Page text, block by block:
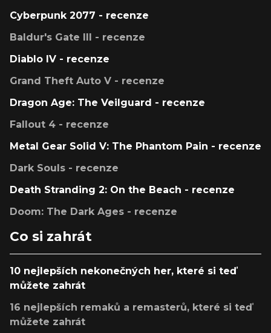
Cyberpunk 2077 - recenze
Baldur's Gate III - recenze
Diablo IV - recenze
Grand Theft Auto V - recenze
Dragon Age: The Veilguard - recenze
Fallout 4 - recenze
Metal Gear Solid V: The Phantom Pain - recenze
Dark Souls - recenze
Death Stranding 2: On the Beach - recenze
Doom: The Dark Ages - recenze
Co si zahrát
10 nejlepších nekonečných her, které si teď
můžete zahrát
16 nejlepších remaků a remasterů, které si teď
můžete zahrát